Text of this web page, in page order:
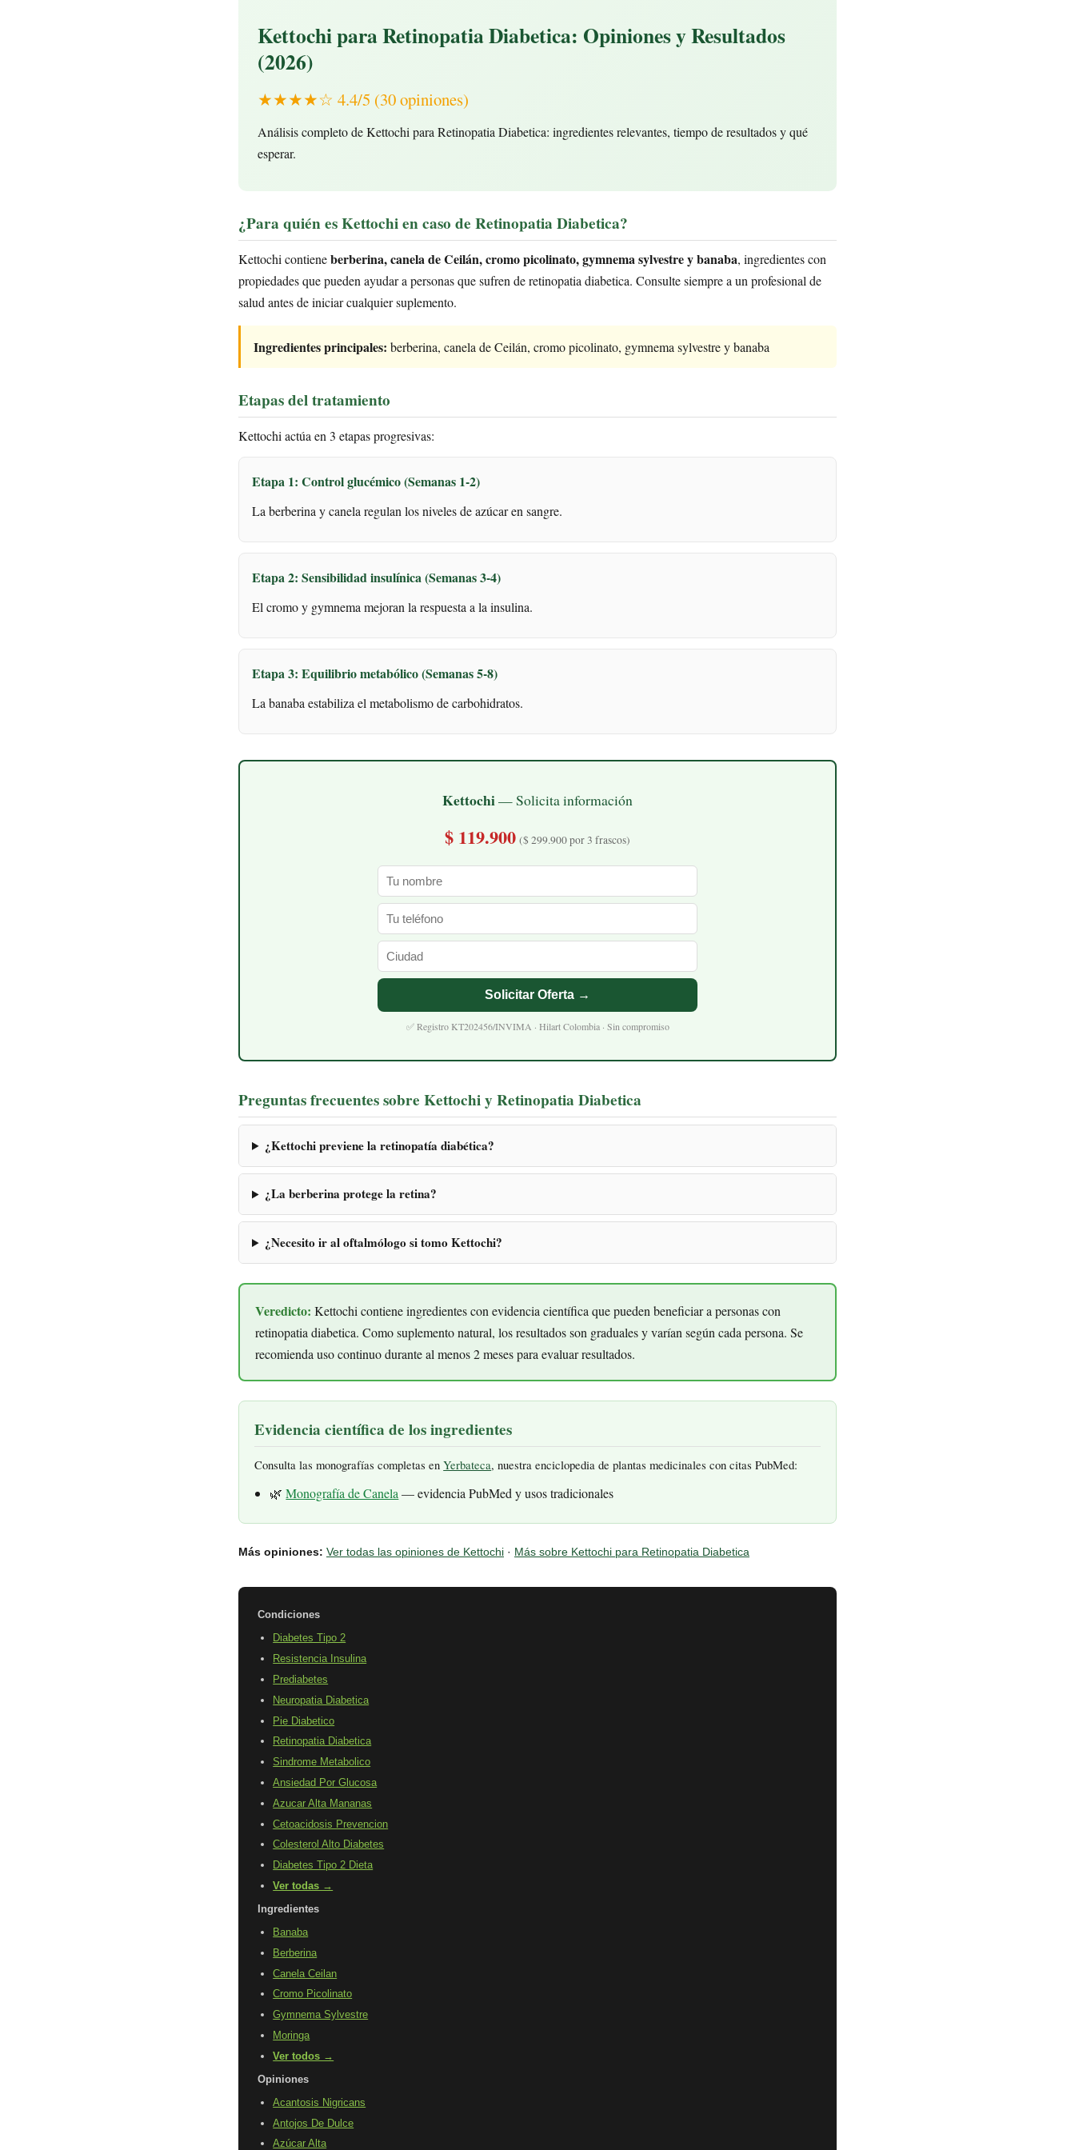
Kettochi para Retinopatia Diabetica: Opiniones y Resultados
(2026)
★★★★☆ 4.4/5 (30 opiniones)
Análisis completo de Kettochi para Retinopatia Diabetica: ingredientes relevantes, tiempo de resultados y qué
esperar.
¿Para quién es Kettochi en caso de Retinopatia Diabetica?
Kettochi contieneberberina, canela de Ceilán, cromo picolinato, gymnema sylvestre y banaba, ingredientes con
propiedades que pueden ayudar a personas que sufren de retinopatia diabetica. Consulte siempre a un profesional de
salud antes de iniciar cualquier suplemento.
Ingredientes principales: berberina, canela de Ceilán, cromo picolinato, gymnema sylvestre y banaba
Etapas del tratamiento
Kettochi actúa en 3 etapas progresivas:
Etapa 1: Control glucémico (Semanas 1-2)
La berberina y canela regulan los niveles de azúcar en sangre.
Etapa 2: Sensibilidad insulínica (Semanas 3-4)
El cromo y gymnema mejoran la respuesta a la insulina.
Etapa 3: Equilibrio metabólico (Semanas 5-8)
La banaba estabiliza el metabolismo de carbohidratos.
Kettochi— Solicita información
$ 119.900 ($ 299.900 por 3 frascos)
Solicitar Oferta →
✅ Registro KT202456/INVIMA · Hilart Colombia · Sin compromiso
Preguntas frecuentes sobre Kettochi y Retinopatia Diabetica
¿Kettochi previene la retinopatía diabética?
¿La berberina protege la retina?
¿Necesito ir al oftalmólogo si tomo Kettochi?
Veredicto: Kettochi contiene ingredientes con evidencia científica que pueden beneficiar a personas con
retinopatia diabetica. Como suplemento natural, los resultados son graduales y varían según cada persona. Se
recomienda uso continuo durante al menos 2 meses para evaluar resultados.
Evidencia científica de los ingredientes
Consulta las monografías completas enYerbateca, nuestra enciclopedia de plantas medicinales con citas PubMed:
🌿Monografía de Canela— evidencia PubMed y usos tradicionales
Más opiniones: Ver todas las opiniones de Kettochi · Más sobre Kettochi para Retinopatia Diabetica
Condiciones
Diabetes Tipo 2
Resistencia Insulina
Prediabetes
Neuropatia Diabetica
Pie Diabetico
Retinopatia Diabetica
Sindrome Metabolico
Ansiedad Por Glucosa
Azucar Alta Mananas
Cetoacidosis Prevencion
Colesterol Alto Diabetes
Diabetes Tipo 2 Dieta
Ver todas →
Ingredientes
Banaba
Berberina
Canela Ceilan
Cromo Picolinato
Gymnema Sylvestre
Moringa
Ver todos →
Opiniones
Acantosis Nigricans
Antojos De Dulce
Azúcar Alta